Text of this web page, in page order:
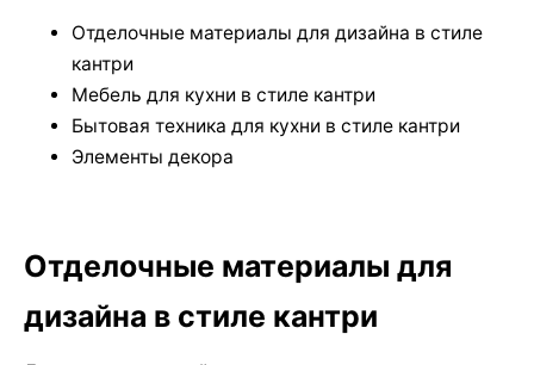
Отделочные материалы для дизайна в стиле
кантри
Мебель для кухни в стиле кантри
Бытовая техника для кухни в стиле кантри
Элементы декора
Отделочные материалы для
дизайна в стиле кантри